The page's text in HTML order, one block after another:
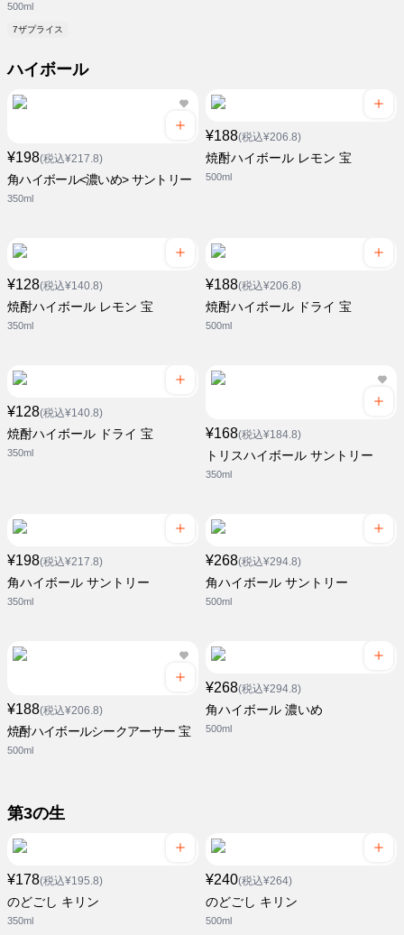
500ml
7ザプライス
ハイボール
¥198(税込¥217.8)
角ハイボール<濃いめ> サントリー
350ml
¥188(税込¥206.8)
焼酎ハイボール レモン 宝
500ml
¥128(税込¥140.8)
焼酎ハイボール レモン 宝
350ml
¥188(税込¥206.8)
焼酎ハイボール ドライ 宝
500ml
¥128(税込¥140.8)
焼酎ハイボール ドライ 宝
350ml
¥168(税込¥184.8)
トリスハイボール サントリー
350ml
¥198(税込¥217.8)
角ハイボール サントリー
350ml
¥268(税込¥294.8)
角ハイボール サントリー
500ml
¥188(税込¥206.8)
焼酎ハイボールシークアーサー 宝
500ml
¥268(税込¥294.8)
角ハイボール 濃いめ
500ml
第3の生
¥178(税込¥195.8)
のどごし キリン
350ml
¥240(税込¥264)
のどごし キリン
500ml